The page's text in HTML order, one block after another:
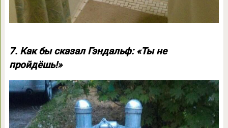
7. Как бы сказал Гэндальф: «Ты не
пройдёшь!»